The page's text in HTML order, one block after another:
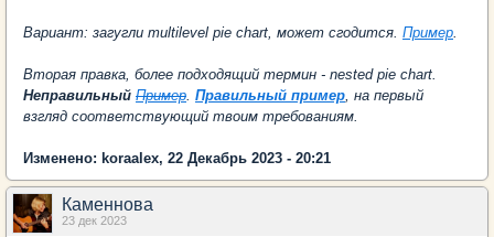
Вариант: загугли multilevel pie chart, может сгодится. Пример.
Вторая правка, более подходящий термин - nested pie chart.
Неправильный Пример. Правильный пример, на первый
взгляд соответствующий твоим требованиям.
Изменено: koraalex, 22 Декабрь 2023 - 20:21
Каменнова
23 дек 2023